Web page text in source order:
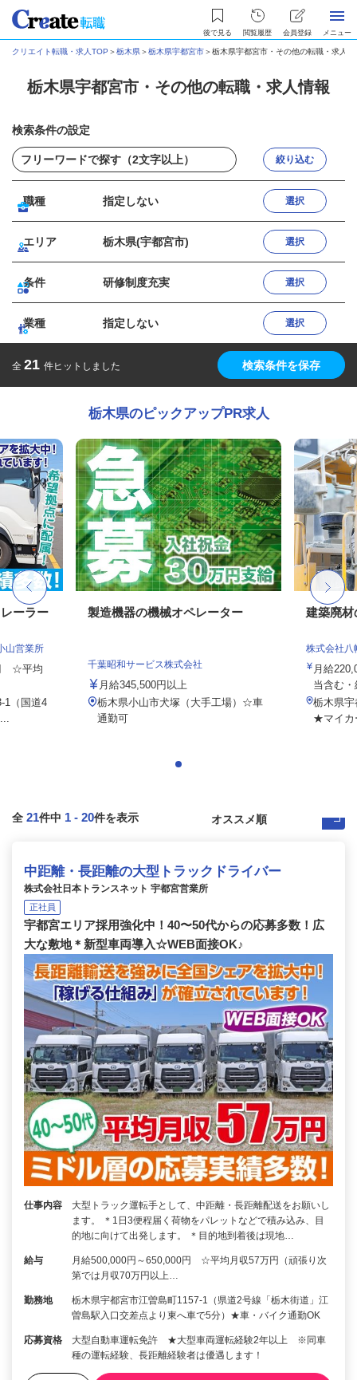
後で見る 閲覧履歴 会員登録 メニュー
クリエイト転職・求人TOP ＞栃木県＞栃木県宇都宮市＞栃木県宇都宮市・その他の転職・求人情
栃木県宇都宮市・その他の転職・求人情報
検索条件の設定
絞り込む
職種 指定しない 選択
エリア 栃木県(宇都宮市) 選択
条件 研修制度充実 選択
業種 指定しない 選択
全 21 件ヒットしました 検索条件を保存
栃木県のピックアップPR求人
ーラー
山営業所
☆平均
1（国道4
製造機器の機械オペレーター
千葉昭和サービス株式会社
月給345,500円以上
栃木県小山市犬塚（大手工場）☆車
通勤可
建築廃材
株式会社八
月給
当含む
栃木県
★マイカ
全 21件中 1 - 20件を表示
中距離・長距離の大型トラックドライバー
株式会社日本トランスネット 宇都宮営業所
正社員
宇都宮エリア採用強化中！40〜50代からの応募多数！広
大な敷地＊新型車両導入☆WEB面接OK♪
仕事内容
大型トラック運転手として、中距離・長距離配送をお願いし
ます。 ＊1日3便程届く荷物をパレットなどで積み込み、目
的地に向けて出発します。 ＊目的地到着後は現地…
給与
月給500,000円～650,000円 ☆平均月収57万円（頑張り次
第では月収70万円以上…
勤務地
栃木県宇都宮市江曽島町1157-1（県道2号線「栃木街道」江
曽島駅入口交差点より東へ車で5分）★車・バイク通勤OK
応募資格
大型自動車運転免許 ★大型車両運転経験2年以上 ※同車
種の運転経験、長距離経験者は優遇します！